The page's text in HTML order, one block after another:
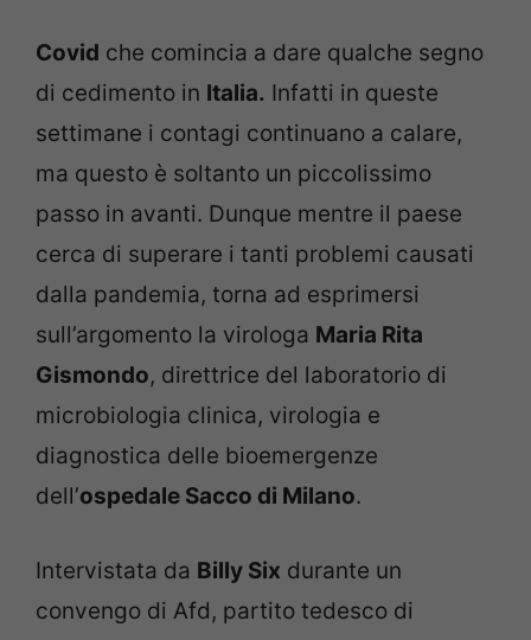
Covid che comincia a dare qualche segno
di cedimento in Italia. Infatti in queste
settimane i contagi continuano a calare,
ma questo è soltanto un piccolissimo
passo in avanti. Dunque mentre il paese
cerca di superare i tanti problemi causati
dalla pandemia, torna ad esprimersi
sull’argomento la virologa Maria Rita
Gismondo, direttrice del laboratorio di
microbiologia clinica, virologia e
diagnostica delle bioemergenze
dell’ospedale Sacco di Milano.
Intervistata da Billy Six durante un
convengo di Afd, partito tedesco di